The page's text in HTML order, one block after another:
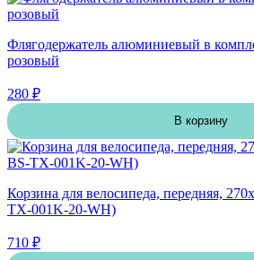
Флягодержатель алюминиевый в
розовый
280 ₽
В корзину
Корзина для велосипеда, передняя,
TX-001K-20-WH)
710 ₽